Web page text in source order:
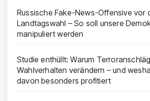
Russische Fake-News-Offensive vor
Landtagswahl – So soll unsere
manipuliert werden
Studie enthüllt: Warum
Wahlverhalten verändern – und
davon besonders profitiert